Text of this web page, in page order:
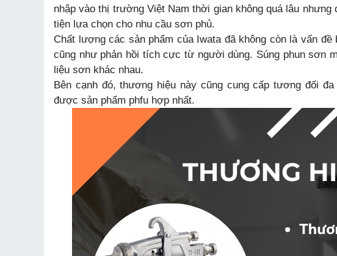
nhập vào thị trường Việt Nam thời gian không quá lâu
tiện lựa chọn cho nhu cầu sơn phủ.
Chất lượng các sản phẩm của Iwata đã không còn là vấn
cũng như phản hồi tích cực từ người dùng. Súng phun sơn
liệu sơn khác nhau.
Bên cạnh đó, thương hiệu này cũng cung cấp tương đối
được sản phẩm phfu hợp nhất.